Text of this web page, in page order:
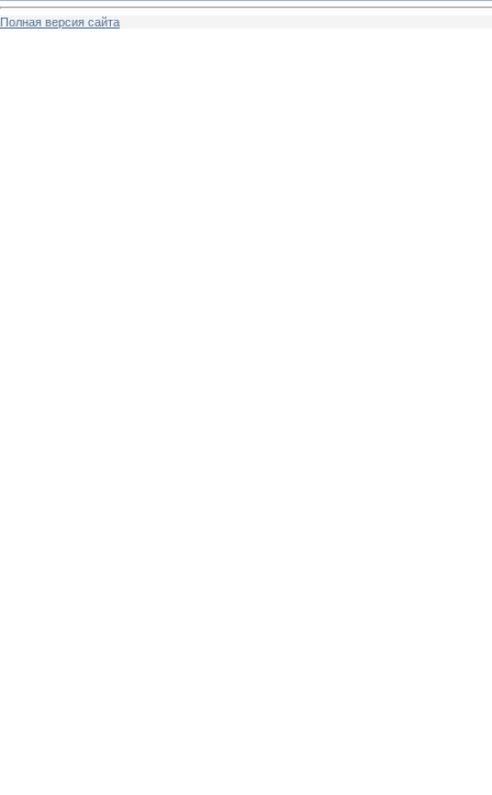
Полная версия сайта